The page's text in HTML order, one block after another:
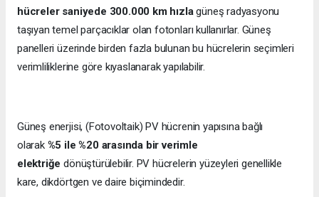
hücreler saniyede 300.000 km hızlagüneş radyasyonu
taşıyan temel parçacıklar olan fotonları kullanırlar. Güneş
panelleri üzerinde birden fazla bulunan bu hücrelerin seçimleri
verimliliklerine göre kıyaslanarak yapılabilir.
Güneş enerjisi, (Fotovoltaik) PV hücrenin yapısına bağlı
olarak %5 ile %20 arasında bir verimle
elektriğedönüştürülebilir. PV hücrelerin yüzeyleri genellikle
kare, dikdörtgen ve daire biçimindedir.